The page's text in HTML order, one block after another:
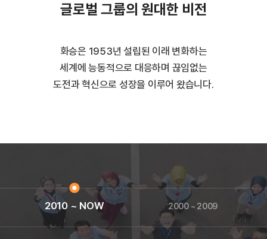
글로벌 그룹의 원대한 비전
화승은 1953년 설립된 이래 변화하는
세계에 능동적으로 대응하며 끊임없는
도전과 혁신으로 성장을 이루어 왔습니다.
2010 ~ NOW 2000 ~ 2009